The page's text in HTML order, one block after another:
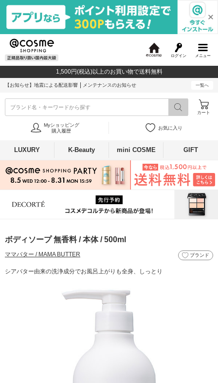
メニュー
ログイン
c
o
1,500円(税込)以上のお買い物で送料無料
【お知らせ】 地震による配送影響 メンテナンスのお知らせ 一覧へ
ブランド名・キーワードから探す
カート
Myショッピング
購入履歴
お気に入り
LUXURY K-Beauty mini COSME GIFT
ボディソープ 無香料 / 本体 / 500ml
ママバター / MAMA BUTTER ブランド
シアバター由来の洗浄成分でお風呂上がりも全身、しっとり